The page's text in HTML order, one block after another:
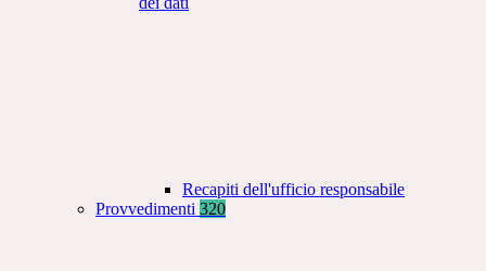
Recapiti dell'ufficio responsabile
Provvedimenti 320